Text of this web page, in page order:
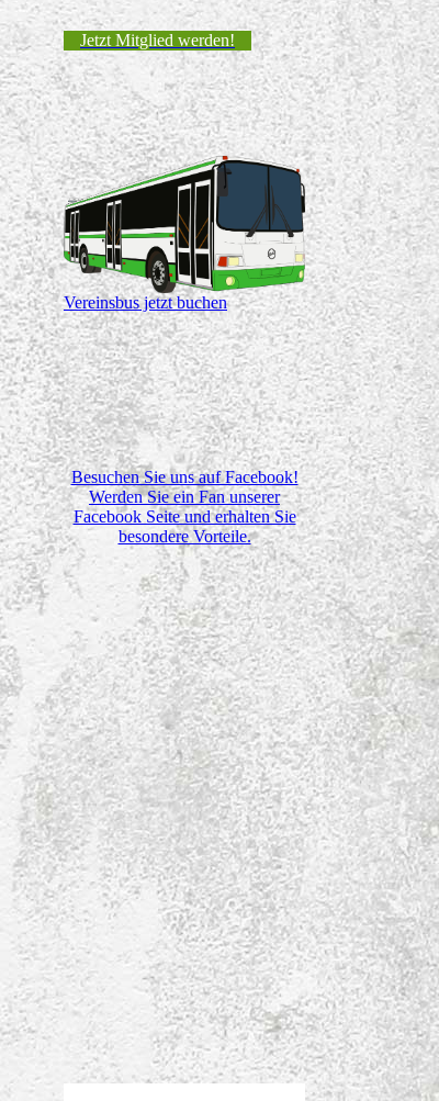
Jetzt Mitglied werden!
Vereinsbus jetzt buchen
Besuchen Sie uns auf Facebook!
Werden Sie ein Fan unserer
Facebook Seite und erhalten Sie
besondere Vorteile.